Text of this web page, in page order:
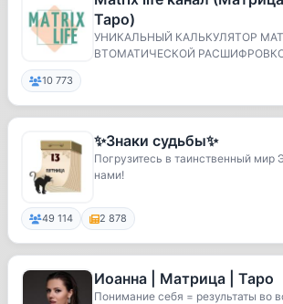
Таро)
УНИКАЛЬНЫЙ КАЛЬКУЛЯТОР
ВТОМАТИЧЕСКОЙ РАСШИФРОВКОЙ
10 773
✨Знаки судьбы✨
Погрузитесь в таинственный мир
нами!
49 114 2 878
Иоанна | Матрица | Таро
Понимание себя = результаты во